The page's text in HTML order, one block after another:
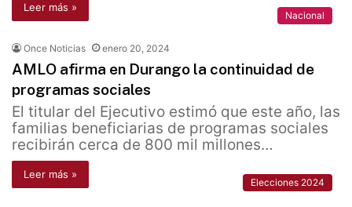
Leer más »
Nacional
Once Noticias enero 20, 2024
AMLO afirma en Durango la continuidad de
programas sociales
El titular del Ejecutivo estimó que este año, las
familias beneficiarias de programas sociales
recibirán cerca de 800 mil millones…
Leer más »
Elecciones 2024